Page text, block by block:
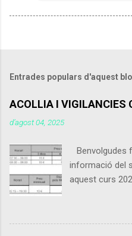
Entrades populars d'aquest
ACOLLIA I VIGILANCIES
d’agost 04, 2025
Benvolgudes
informació del
aquest curs
setembre
de 07:30 a